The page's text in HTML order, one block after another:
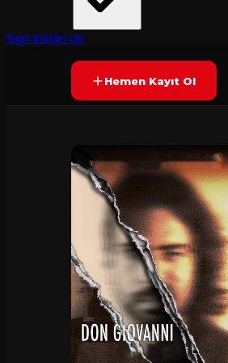
Sign InSign UpYAKINDA
Hemen Kayıt Ol